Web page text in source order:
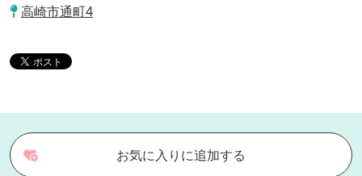
高崎市通町4
お気に入りに追加する